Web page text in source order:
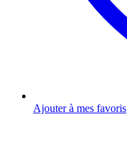
Ajouter à mes favoris